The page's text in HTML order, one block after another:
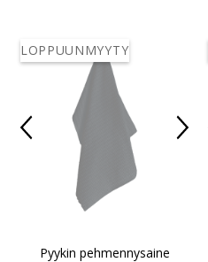
LOPPUUNMYYTY
Pyykin pehmennysaine